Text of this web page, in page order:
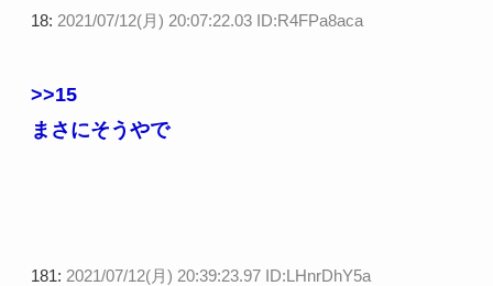
18: 2021/07/12(月) 20:07:22.03 ID:R4FPa8aca
>>15
まさにそうやで
181: 2021/07/12(月) 20:39:23.97 ID:LHnrDhY5a